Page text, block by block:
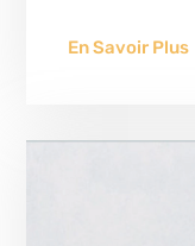
En Savoir Plus